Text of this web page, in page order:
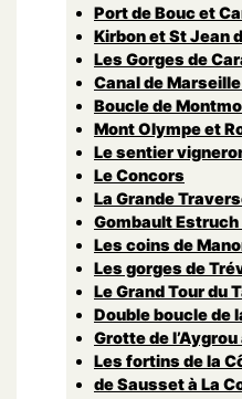
Port de Bouc et
Kirbon et St Jean
Les Gorges de
Canal de
Boucle de
Mont Olympe et
Le sentier
Le Concors
La Grande
Gombault
Les coins de
Les gorges de
Le Grand Tour du
Double boucle de
Grotte de
Les fortins de la
de Sausset à La